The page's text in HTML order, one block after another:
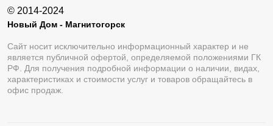
© 2014-2024
Новый Дом - Магнитогорск
Сайт носит исключительно информационный характер и не
является публичной офертой, определяемой положениями ГК
РФ. Для получения подробной информации о наличии, видах,
характеристиках и стоимости услуг и товаров обращайтесь в
офис продаж.